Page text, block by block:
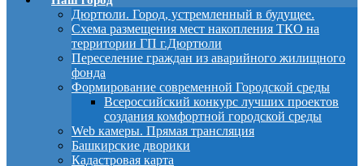
Дюртюли. Город, устремленный в будущее.
Схема размещения мест накопления ТКО на
территории ГП г.Дюртюли
Переселение граждан из аварийного жилищного
фонда
Формирование современной Городской среды
Всероссийский конкурс лучших проектов
создания комфортной городской среды
Web камеры. Прямая трансляция
Башкирские дворики
Кадастровая карта